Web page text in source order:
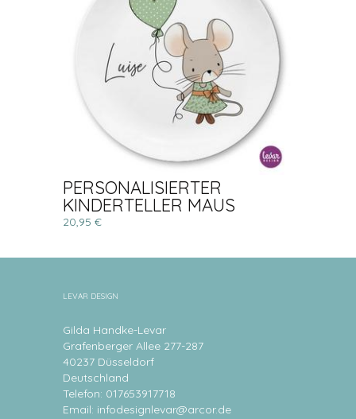
PERSONALISIERTER
KINDERTELLER MAUS
20,95 €
LEVAR DESIGN
Gilda Handke-Levar
Grafenberger Allee 277-287
40237 Düsseldorf
Deutschland
Telefon: 017653917718
Email: infodesignlevar@arcor.de